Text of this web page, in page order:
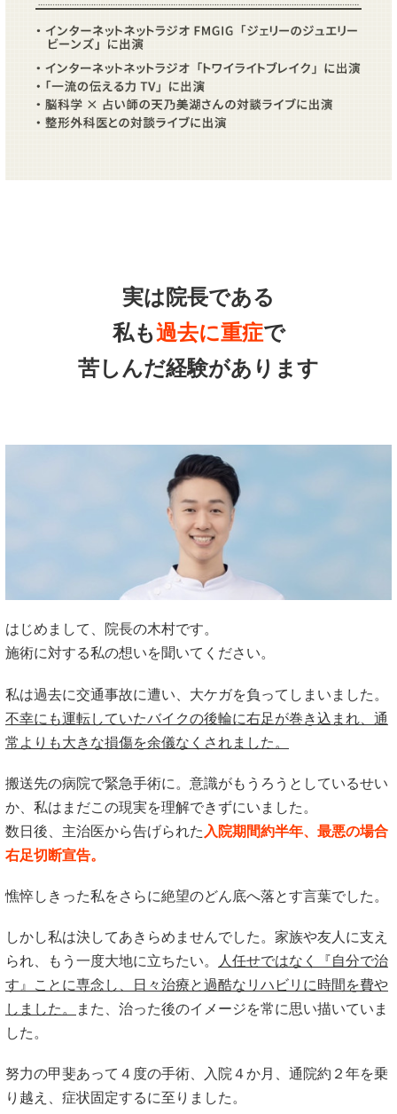
実は院長である
私も過去に重症で
苦しんだ経験があります
はじめまして、院長の木村です。
施術に対する私の想いを聞いてください。
私は過去に交通事故に遭い、大ケガを負ってしまいました。
不幸にも運転していたバイクの後輪に右足が巻き込まれ、通
常よりも大きな損傷を余儀なくされました。
搬送先の病院で緊急手術に。意識がもうろうとしているせい
か、私はまだこの現実を理解できずにいました。
数日後、主治医から告げられた 入院期間約半年、最悪の場合
右足切断宣告。
憔悴しきった私をさらに絶望のどん底へ落とす言葉でした。
しかし私は決してあきらめませんでした。家族や友人に支え
られ、もう一度大地に立ちたい。
人任せではなく『自分で治
す』ことに専念し、日々治療と過酷なリハビリに時間を費や
しました。
また、治った後のイメージを常に思い描いていま
した。
努力の甲斐あって４度の手術、入院４か月、通院約２年を乗
り越え、症状固定するに至りました。